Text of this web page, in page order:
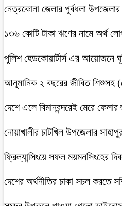
নেত্রকোনা জেলার পূর্বধলা
১৩৬ কোটি টাকা ঋণের নামে অর্থ
পুলিশ হেডকোয়ার্টার্স এর আয়োজনে
আনুমানিক ২ বছরের জীবিত শিশুসহ
দেশে এলে বিমানবন্দরেই মেরে
নোয়াখালীর চাটখিল উপজেলার
ফ্রিল্যান্সিংয়ে সফল ময়মনসিংহের
দেশের অর্থনীতির চাকা সচল করতে